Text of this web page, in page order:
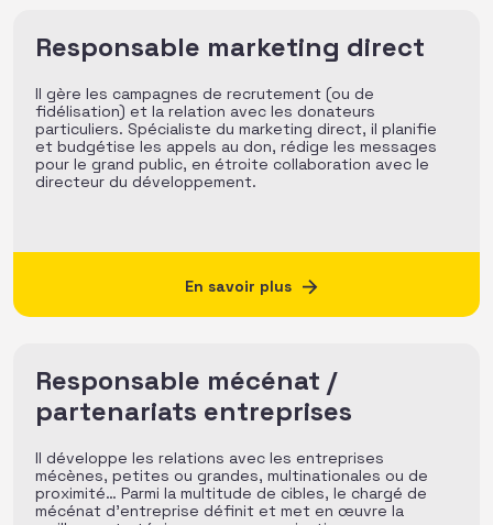
Responsable marketing direct
Il gère les campagnes de recrutement (ou de
fidélisation) et la relation avec les donateurs
particuliers. Spécialiste du marketing direct, il planifie
et budgétise les appels au don, rédige les messages
pour le grand public, en étroite collaboration avec le
directeur du développement.
En savoir plus
Responsable mécénat /
partenariats entreprises
Il développe les relations avec les entreprises
mécènes, petites ou grandes, multinationales ou de
proximité… Parmi la multitude de cibles, le chargé de
mécénat d’entreprise définit et met en œuvre la